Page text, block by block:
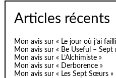
Articles récents
Mon avis sur « Le jour où j’ai
Mon avis sur « Be Useful –
Mon avis sur « L’Alchimiste »
Mon avis sur « Derborence »
Mon avis sur « Les Sept Sœurs »